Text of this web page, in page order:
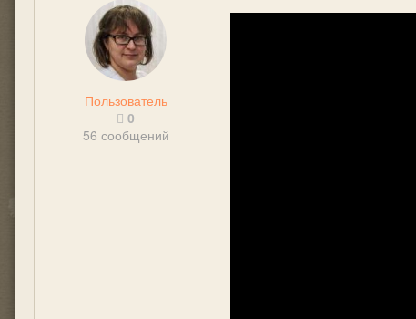
Пользователь
0
56 сообщений